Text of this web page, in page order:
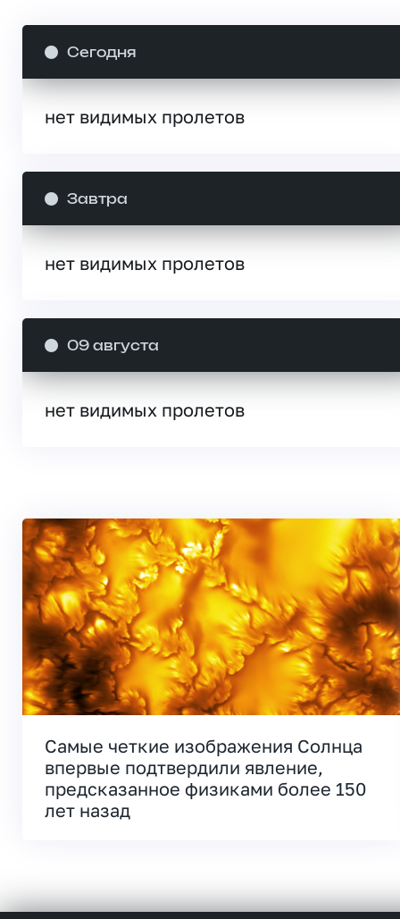
Сегодня
нет видимых пролетов
Завтра
нет видимых пролетов
09 августа
нет видимых пролетов
Самые четкие изображения Солнца
впервые подтвердили явление,
предсказанное физиками более 150
лет назад